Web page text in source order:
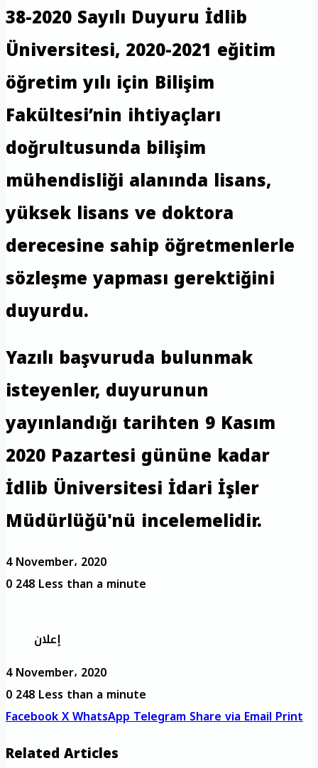
38-2020 Sayılı Duyuru İdlib
Üniversitesi, 2020-2021 eğitim
öğretim yılı için Bilişim
Fakültesi’nin ihtiyaçları
doğrultusunda bilişim
mühendisliği alanında lisans,
yüksek lisans ve doktora
derecesine sahip öğretmenlerle
sözleşme yapması gerektiğini
duyurdu.
Yazılı başvuruda bulunmak
isteyenler, duyurunun
yayınlandığı tarihten 9 Kasım
2020 Pazartesi gününe kadar
İdlib Üniversitesi İdari İşler
Müdürlüğü'nü incelemelidir.
4 November، 2020
0248Less than a minute
إعلان
4 November، 2020
0248Less than a minute
FacebookXWhatsAppTelegramShare via EmailPrint
Related Articles